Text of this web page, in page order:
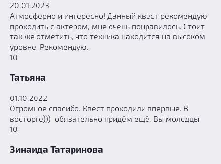
20.01.2023
Атмосферно и интересно! Данный квест рекомендую
проходить с актером, мне очень понравилось. Стоит
так же отметить, что техника находится на высоком
уровне. Рекомендую.
10
Татьяна
01.10.2022
Огромное спасибо. Квест проходили впервые. В
восторге))) обязательно придём ещё. Вы молодцы
10
Зинаида Татаринова